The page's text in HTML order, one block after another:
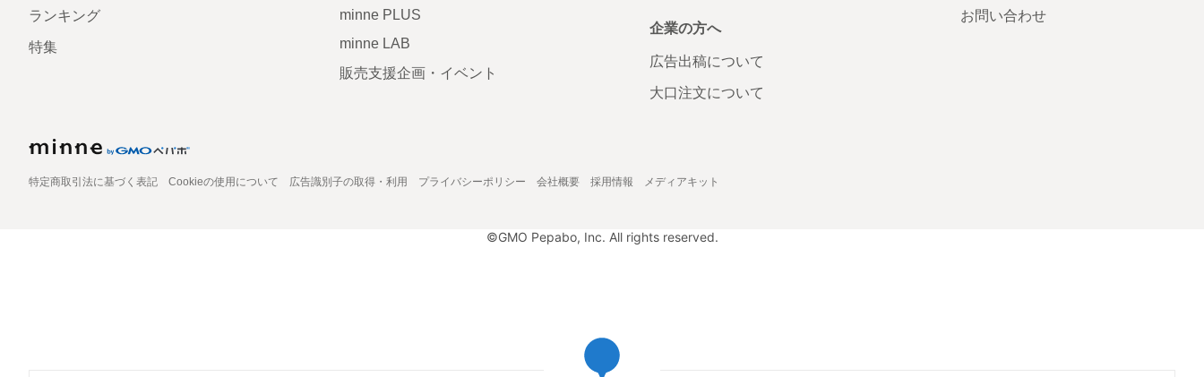
ランキング
特集
minne PLUS
minne LAB
販売支援企画・イベント
企業の方へ
広告出稿について
大口注文について
お問い合わせ
特定商取引法に基づく表記 Cookieの使用について 広告識別子の取得・利用 プライバシーポリシー 会社概要 採用情報 メディアキット
©GMO Pepabo, Inc. All rights reserved.